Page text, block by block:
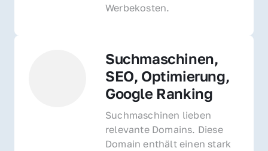
Werbekosten.
Suchmaschinen,
SEO, Optimierung,
Google Ranking
Suchmaschinen lieben
relevante Domains. Diese
Domain enthält einen stark